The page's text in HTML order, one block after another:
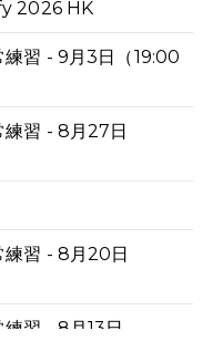
2026 HK
練習 - 9月3日（19:00
習 - 8月27日
練習 - 8月20日
習 - 8月13日